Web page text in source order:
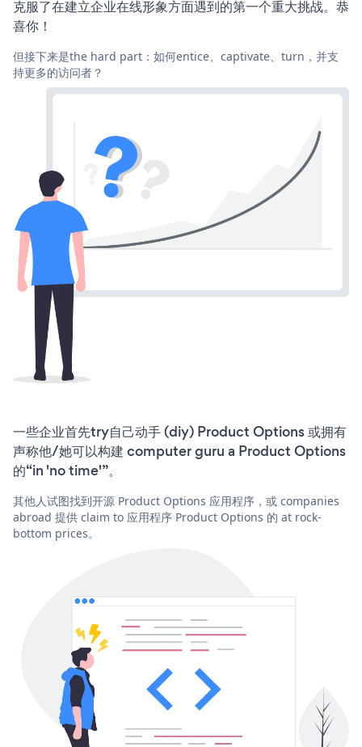
克服了在建立企业在线形象方面遇到的第一个重大挑战。恭
喜你！
但接下来是the hard part：如何entice、captivate、turn，并支
持更多的访问者？
一些企业首先try自己动手 (diy) Product Options 或拥有
声称他/她可以构建 computer guru a Product Options
的“in 'no time'”。
其他人试图找到开源 Product Options 应用程序，或 companies
abroad 提供 claim to 应用程序 Product Options 的 at rock-
bottom prices。